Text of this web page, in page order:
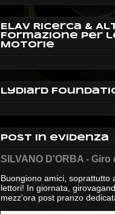
ELAV Ricerca &
Formazione per
Motorie
Lydiard
Post in evidenza
SILVANO D'ORBA -
Buongiono amici, soprattutto
lettori! In giornata,
mezz'ora post pranzo